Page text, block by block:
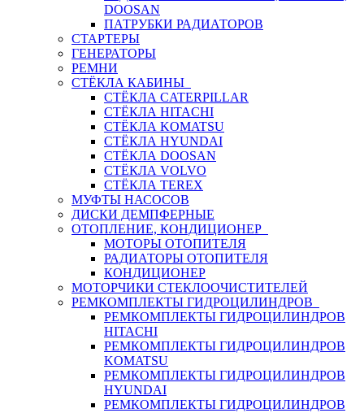
DOOSAN
ПАТРУБКИ РАДИАТОРОВ
СТАРТЕРЫ
ГЕНЕРАТОРЫ
РЕМНИ
СТЁКЛА КАБИНЫ
СТЁКЛА CATERPILLAR
СТЁКЛА HITACHI
СТЁКЛА KOMATSU
СТЁКЛА HYUNDAI
СТЁКЛА DOOSAN
СТЁКЛА VOLVO
СТЁКЛА TEREX
МУФТЫ НАСОСОВ
ДИСКИ ДЕМПФЕРНЫЕ
ОТОПЛЕНИЕ, КОНДИЦИОНЕР
МОТОРЫ ОТОПИТЕЛЯ
РАДИАТОРЫ ОТОПИТЕЛЯ
КОНДИЦИОНЕР
МОТОРЧИКИ СТЕКЛООЧИСТИТЕЛЕЙ
РЕМКОМПЛЕКТЫ ГИДРОЦИЛИНДРОВ
РЕМКОМПЛЕКТЫ ГИДРОЦИЛИНДРОВ
HITACHI
РЕМКОМПЛЕКТЫ ГИДРОЦИЛИНДРОВ
KOMATSU
РЕМКОМПЛЕКТЫ ГИДРОЦИЛИНДРОВ
HYUNDAI
РЕМКОМПЛЕКТЫ ГИДРОЦИЛИНДРОВ